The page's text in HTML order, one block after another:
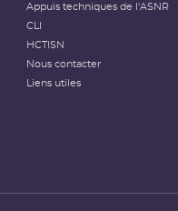
Appuis techniques de l'ASNR
CLI
HCTISN
Nous contacter
Liens utiles